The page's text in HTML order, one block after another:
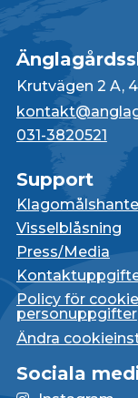
Krutvägen 2 A,
031-3820521
Support
Visselblåsning
Press/Media
Policy för
personuppgifter
Ändra
Sociala